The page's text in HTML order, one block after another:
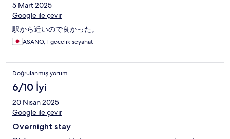
5 Mart 2025
Google ile çevir
駅から近いので良かった。
ASANO, 1 gecelik seyahat
Doğrulanmış yorum
6/10 İyi
20 Nisan 2025
Google ile çevir
Overnight stay